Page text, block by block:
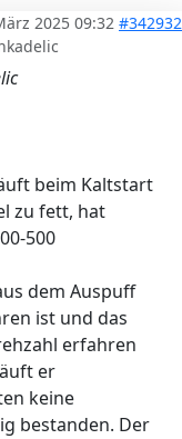
2025 09:32 #342932
beim Kaltstart
zu fett, hat
500
dem Auspuff
ist und das
erfahren
er
keine
bestanden. Der